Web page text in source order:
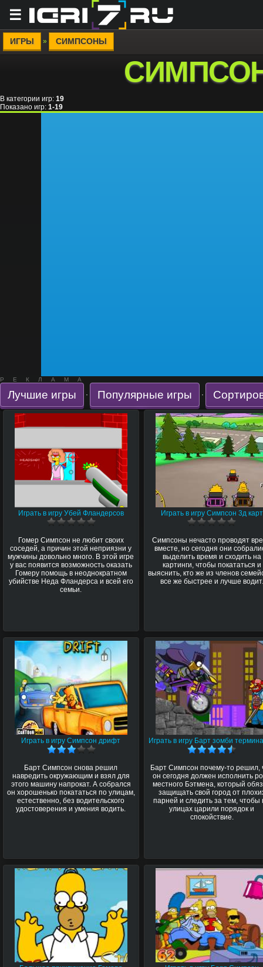
☰
ИГРЫ » СИМПСОНЫ
В категории игр: 19
Показано игр: 1-19
РЕКЛАМА
Лучшие игры · Популярные игры ·
Играть в игру Убей Фландерсов
Гомер Симпсон не любит своих
соседей, а причин этой неприязни у
мужчины довольно много. В этой игре
у вас появится возможность оказать
Гомеру помощь в неоднократном
убийстве Неда Фландерса и всей его
семьи.
Играть в игру Симпсон 3д карт
Симпсоны нечасто проводят
вместе, но сегодня они
выделить время и сходить на
картинги, чтобы покататься и
выяснить, кто же из членов
все же быстрее и лучше водит.
Играть в игру Симпсон дрифт
Барт Симпсон снова решил
навредить окружающим и взял для
этого машину напрокат. А собрался
он хорошенько покататься по улицам,
естественно, без водительского
удостоверения и умения водить.
Играть в игру Барт зомби
Барт Симпсон почему-то решил,
он сегодня должен исполнить
местного Бэтмена, который
защищать свой город от
парней и следить за тем, чтобы
улицах царили порядок и
спокойствие.